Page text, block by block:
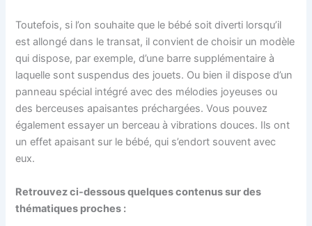
Toutefois, si l’on souhaite que le bébé soit diverti lorsqu’il
est allongé dans le transat, il convient de choisir un modèle
qui dispose, par exemple, d’une barre supplémentaire à
laquelle sont suspendus des jouets. Ou bien il dispose d’un
panneau spécial intégré avec des mélodies joyeuses ou
des berceuses apaisantes préchargées. Vous pouvez
également essayer un berceau à vibrations douces. Ils ont
un effet apaisant sur le bébé, qui s’endort souvent avec
eux.
Retrouvez ci-dessous quelques contenus sur des
thématiques proches :